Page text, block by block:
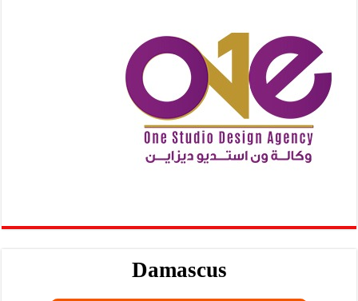
Damascus